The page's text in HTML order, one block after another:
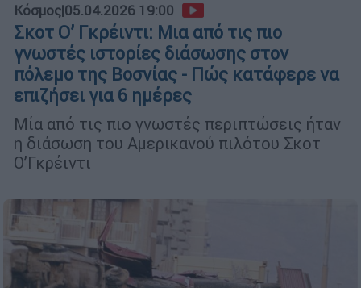
Κόσμος|05.04.2026 19:00
Σκοτ Ο’ Γκρέιντι: Μια από τις πιο
γνωστές ιστορίες διάσωσης στον
πόλεμο της Βοσνίας - Πώς κατάφερε να
επιζήσει για 6 ημέρες
Μία από τις πιο γνωστές περιπτώσεις ήταν
η διάσωση του Αμερικανού πιλότου Σκοτ
Ο’Γκρέιντι